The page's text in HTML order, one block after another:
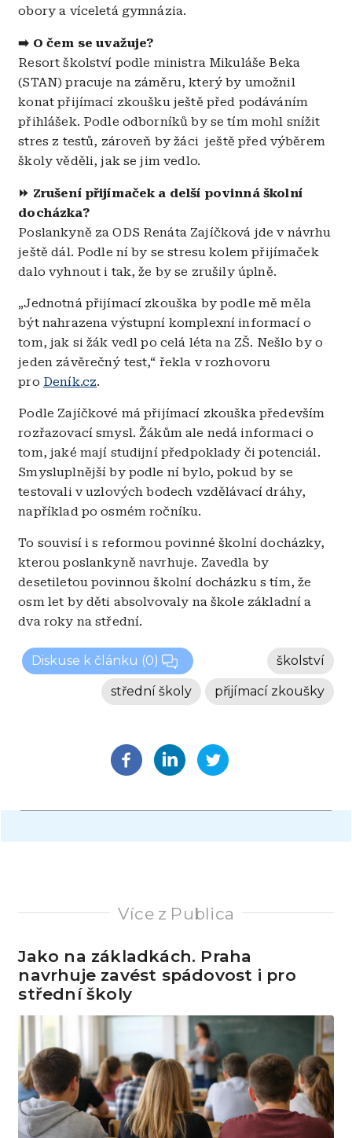
obory a víceletá gymnázia.
➡️ O čem se uvažuje?
Resort školství podle ministra Mikuláše Beka
(STAN) pracuje na záměru, který by umožnil
konat přijímací zkoušku ještě před podáváním
přihlášek. Podle odborníků by se tím mohl snížit
stres z testů, zároveň by žáci ještě před výběrem
školy věděli, jak se jim vedlo.
⏩ Zrušení přijímaček a delší povinná školní
docházka?
Poslankyně za ODS Renáta Zajíčková jde v návrhu
ještě dál. Podle ní by se stresu kolem přijímaček
dalo vyhnout i tak, že by se zrušily úplně.
„Jednotná přijímací zkouška by podle mě měla
být nahrazena výstupní komplexní informací o
tom, jak si žák vedl po celá léta na ZŠ. Nešlo by o
jeden závěrečný test,“ řekla v rozhovoru
pro Deník.cz.
Podle Zajíčkové má přijímací zkouška především
rozřazovací smysl. Žákům ale nedá informaci o
tom, jaké mají studijní předpoklady či potenciál.
Smysluplnější by podle ní bylo, pokud by se
testovali v uzlových bodech vzdělávací dráhy,
například po osmém ročníku.
To souvisí i s reformou povinné školní docházky,
kterou poslankyně navrhuje. Zavedla by
desetiletou povinnou školní docházku s tím, že
osm let by děti absolvovaly na škole základní a
dva roky na střední.
Diskuse k článku (0) školství
přijímací zkoušky
střední školy
Více z Publica
Jako na základkách. Praha
navrhuje zavést spádovost i pro
střední školy